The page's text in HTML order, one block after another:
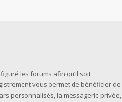
les forums afin qu’il soit
vous permet de bénéficier de
personnalisés, la messagerie privée,